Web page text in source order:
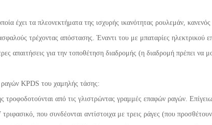
έχει τα πλεονεκτήματα της ισχυρής ικανότητας ρουλεμάν,
τρέχοντας απόστασης. Έναντι του με μπαταρίες ηλεκτρικού
απαιτήσεις για την τοποθέτηση διαδρομής (η διαδρομή πρέπει να
ραγών KPDS του χαμηλής τάσης:
από τις γλιστρώντας γραμμές επαφών ραγών.
που συνδέονται αντίστοιχα με τρεις ράγες (που